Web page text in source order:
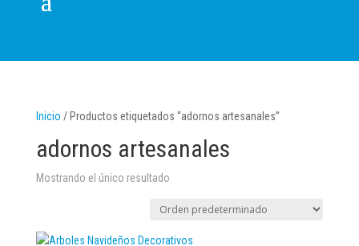
Inicio / Productos etiquetados “adornos artesanales”
adornos artesanales
Mostrando el único resultado